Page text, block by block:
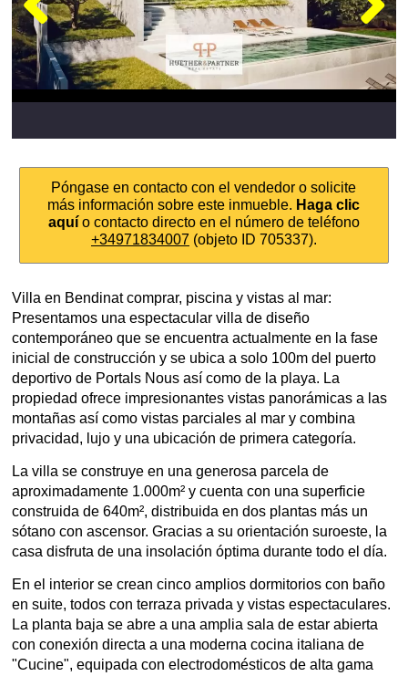
Póngase en contacto con el vendedor o solicite
más información sobre este inmueble. Haga clic
aquío contacto directo en el número de teléfono
+34971834007(objeto ID 705337).
Villa en Bendinat comprar, piscina y vistas al mar:
Presentamos una espectacular villa de diseño
contemporáneo que se encuentra actualmente en la fase
inicial de construcción y se ubica a solo 100m del puerto
deportivo de Portals Nous así como de la playa. La
propiedad ofrece impresionantes vistas panorámicas a las
montañas así como vistas parciales al mar y combina
privacidad, lujo y una ubicación de primera categoría.
La villa se construye en una generosa parcela de
aproximadamente 1.000m² y cuenta con una superficie
construida de 640m², distribuida en dos plantas más un
sótano con ascensor. Gracias a su orientación suroeste, la
casa disfruta de una insolación óptima durante todo el día.
En el interior se crean cinco amplios dormitorios con baño
en suite, todos con terraza privada y vistas espectaculares.
La planta baja se abre a una amplia sala de estar abierta
con conexión directa a una moderna cocina italiana de
"Cucine", equipada con electrodomésticos de alta gama